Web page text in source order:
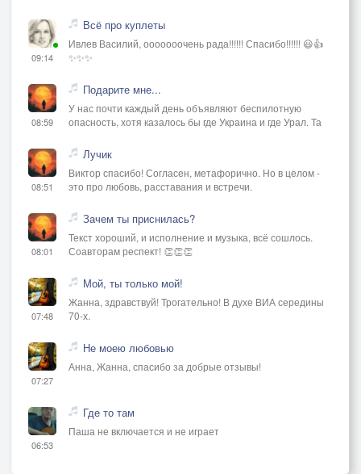
09:14
Всё про куплеты
Ивлев Василий, ооооооочень рада!!!!!! Спасибо!!!!!! 😃👍
✨✨✨
08:59
Подарите мне...
У нас почти каждый день объявляют беспилотную
опасность, хотя казалось бы где Украина и где Урал. Та
08:51
Лучик
Виктор спасибо! Согласен, метафорично. Но в целом -
это про любовь, расставания и встречи.
08:01
Зачем ты приснилась?
Текст хороший, и исполнение и музыка, всё сошлось.
Соавторам респект! 👏👏👏
07:48
Мой, ты только мой!
Жанна, здравствуй! Трогательно! В духе ВИА середины
70-х.
07:27
Не моею любовью
Анна, Жанна, спасибо за добрые отзывы!
06:53
Где то там
Паша не включается и не играет